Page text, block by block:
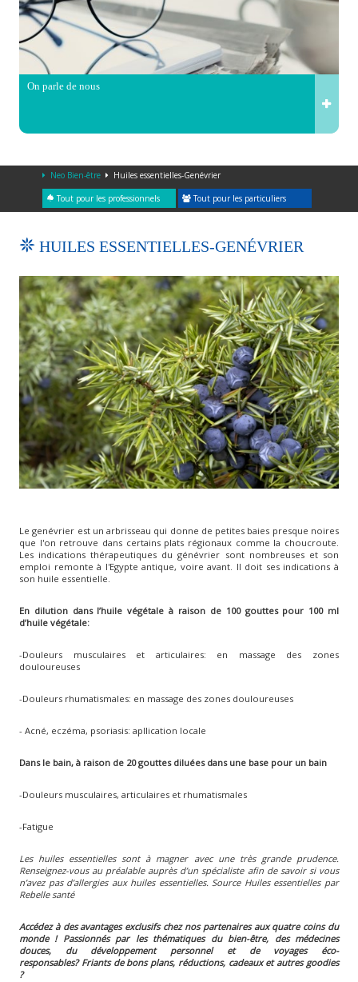
On parle de nous
Neo Bien-être Huiles essentielles-Genévrier
Tout pour les professionnels Tout pour les particuliers
HUILES ESSENTIELLES-GENÉVRIER
Le genévrier est un arbrisseau qui donne de petites baies presque noires
que l'on retrouve dans certains plats régionaux comme la choucroute.
Les indications thérapeutiques du génévrier sont nombreuses et son
emploi remonte à l'Egypte antique, voire avant. Il doit ses indications à
son huile essentielle.
En dilution dans l’huile végétale à raison de 100 gouttes pour 100 ml
d’huile végétale:
-Douleurs musculaires et articulaires: en massage des zones
douloureuses
-Douleurs rhumatismales: en massage des zones douloureuses
- Acné, eczéma, psoriasis: apllication locale
Dans le bain, à raison de 20 gouttes diluées dans une base pour un bain
-Douleurs musculaires, articulaires et rhumatismales
-Fatigue
Les huiles essentielles sont à magner avec une très grande prudence.
Renseignez-vous au préalable auprès d’un spécialiste afin de savoir si vous
n’avez pas d’allergies aux huiles essentielles. Source Huiles essentielles par
Rebelle santé
Accédez à des avantages exclusifs chez nos partenaires aux quatre coins du
monde ! Passionnés par les thématiques du bien-être, des médecines
douces, du développement personnel et de voyages éco-
responsables? Friants de bons plans, réductions, cadeaux et autres goodies
?